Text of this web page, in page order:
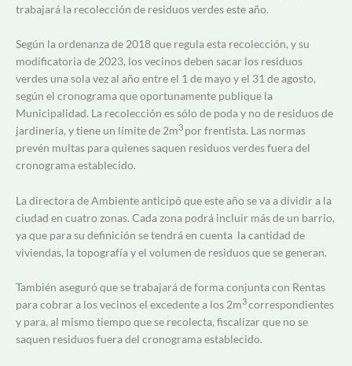
trabajará la recolección de residuos verdes este año.
Según la ordenanza de 2018 que regula esta recolección, y su
modificatoria de 2023, los vecinos deben sacar los residuos
verdes una sola vez al año entre el 1 de mayo y el 31 de agosto,
según el cronograma que oportunamente publique la
Municipalidad. La recolección es sólo de poda y no de residuos de
jardinería, y tiene un límite de 2m3 por frentista. Las normas
prevén multas para quienes saquen residuos verdes fuera del
cronograma establecido.
La directora de Ambiente anticipó que este año se va a dividir a la
ciudad en cuatro zonas. Cada zona podrá incluir más de un barrio,
ya que para su definición se tendrá en cuenta la cantidad de
viviendas, la topografía y el volumen de residuos que se generan.
También aseguró que se trabajará de forma conjunta con Rentas
para cobrar a los vecinos el excedente a los 2m3correspondientes
y para, al mismo tiempo que se recolecta, fiscalizar que no se
saquen residuos fuera del cronograma establecido.